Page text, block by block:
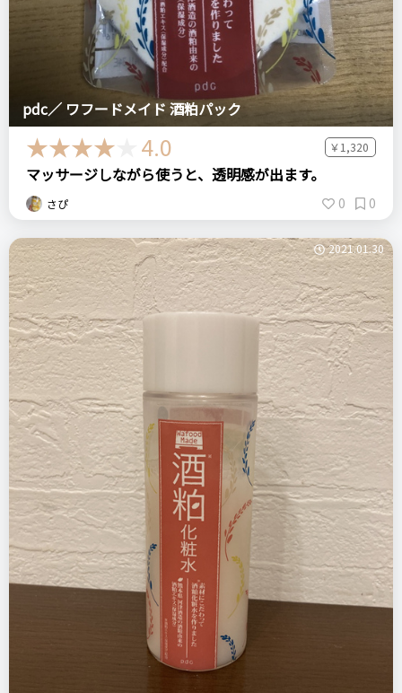
pdc／ ワフードメイド 酒粕パック
4.0 ￥1,320
マッサージしながら使うと、透明感が出ます。
さぴ 0 0
2021.01.30